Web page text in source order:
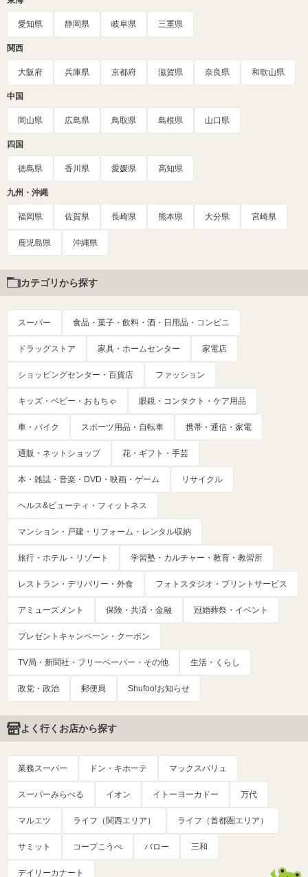
愛知県 静岡県 岐阜県 三重県
関西
大阪府 兵庫県 京都府 滋賀県 奈良県 和歌山県
中国
岡山県 広島県 鳥取県 島根県 山口県
四国
徳島県 香川県 愛媛県 高知県
九州・沖縄
福岡県 佐賀県 長崎県 熊本県 大分県 宮崎県
鹿児島県 沖縄県
カテゴリから探す
スーパー 食品・菓子・飲料・酒・日用品・コンビニ
ドラッグストア 家具・ホームセンター 家電店
ショッピングセンター・百貨店 ファッション
キッズ・ベビー・おもちゃ 眼鏡・コンタクト・ケア用品
車・バイク スポーツ用品・自転車 携帯・通信・家電
通販・ネットショップ 花・ギフト・手芸
本・雑誌・音楽・DVD・映画・ゲーム リサイクル
ヘルス&ビューティ・フィットネス
マンション・戸建・リフォーム・レンタル収納
旅行・ホテル・リゾート 学習塾・カルチャー・教育・教習所
レストラン・デリバリー・外食 フォトスタジオ・プリントサービス
アミューズメント 保険・共済・金融 冠婚葬祭・イベント
プレゼントキャンペーン・クーポン
TV局・新聞社・フリーペーパー・その他 生活・くらし
政党・政治 郵便局 Shufoo!お知らせ
よく行くお店から探す
業務スーパー ドン・キホーテ マックスバリュ
スーパーみらべる イオン イトーヨーカドー 万代
マルエツ ライフ（関西エリア） ライフ（首都圏エリア）
サミット コープこうべ バロー 三和
デイリーカナート